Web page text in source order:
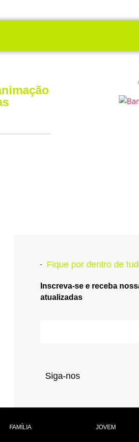
Fique por dentro de
Inscreva-se e receba
atualizadas
Siga-nos
FAMÍLIA JOVEM